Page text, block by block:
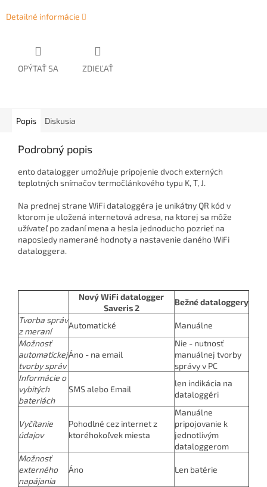
Detailné informácie
OPÝTAŤ SA ZDIEĽAŤ
Popis Diskusia
Podrobný popis
ento datalogger umožňuje pripojenie dvoch externých
teplotných snímačov termočlánkového typu K, T, J.
​Na prednej strane WiFi dataloggéra je unikátny QR kód v
ktorom je uložená internetová adresa, na ktorej sa môže
užívateľ po zadaní mena a hesla jednoducho pozrieť na
naposledy namerané hodnoty a nastavenie daného WiFi
dataloggera.
Nový WiFi datalogger
Saveris 2
Bežné dataloggery
Tvorba správ
z meraní
Automatické
Manuálne
Možnosť
automatickej
tvorby správ
Áno - na email
Nie - nutnosť
manuálnej tvorby
správy v PC
Informácie o
vybitých
bateriách
SMS alebo Email
len indikácia na
dataloggéri
Vyčítanie
údajov
Pohodlné cez internet z
ktoréhokoľvek miesta
Manuálne
pripojovanie k
jednotlivým
dataloggerom
Možnosť
externého
napájania
Áno Len batérie